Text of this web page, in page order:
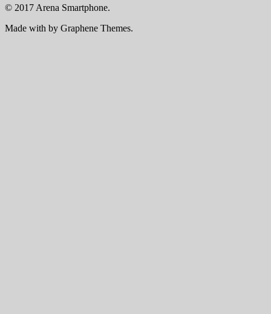
© 2017 Arena Smartphone.
Made with by Graphene Themes.